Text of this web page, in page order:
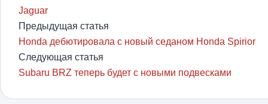
Jaguar
Предыдущая статья
Honda дебютировала с новый седаном Honda Spirior
Следующая статья
Subaru BRZ теперь будет с новыми подвесками